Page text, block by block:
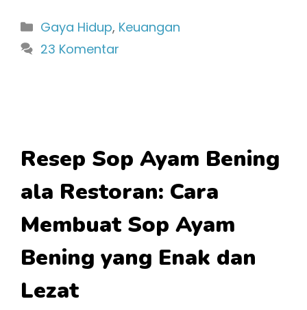
Kategori
Gaya Hidup, Keuangan
23 Komentar
Resep Sop Ayam Bening
ala Restoran: Cara
Membuat Sop Ayam
Bening yang Enak dan
Lezat